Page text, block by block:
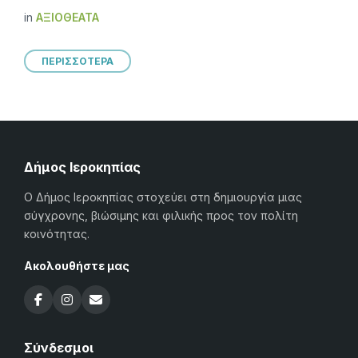
in ΑΞΙΟΘΈΑΤΑ
ΠΕΡΙΣΣΟΤΕΡΑ
Δήμος Ιεροκηπίας
Ο Δήμος Ιεροκηπίας στοχεύει στη δημιουργία μιας
σύγχρονης, βιώσιμης και φιλικής προς τον πολίτη
κοινότητας.
Ακολουθήστε μας
Σύνδεσμοι